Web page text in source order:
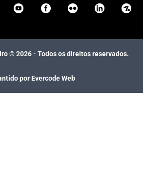
©2026- Todos os direitos reservados.
por Evercode Web